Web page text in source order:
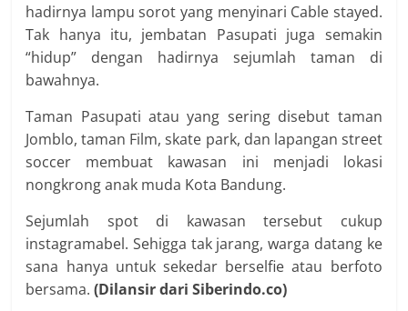
hadirnya lampu sorot yang menyinari Cable stayed.
Tak hanya itu, jembatan Pasupati juga semakin
“hidup” dengan hadirnya sejumlah taman di
bawahnya.
Taman Pasupati atau yang sering disebut taman
Jomblo, taman Film, skate park, dan lapangan street
soccer membuat kawasan ini menjadi lokasi
nongkrong anak muda Kota Bandung.
Sejumlah spot di kawasan tersebut cukup
instagramabel. Sehigga tak jarang, warga datang ke
sana hanya untuk sekedar berselfie atau berfoto
bersama.(Dilansir dari Siberindo.co)